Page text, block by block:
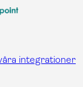
integrationer